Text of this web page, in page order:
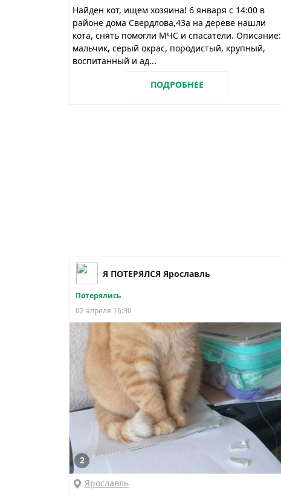
Найден кот, ищем хозяина! 6 января с 14:00 в
районе дома Свердлова,43а на дереве нашли
кота, снять помогли МЧС и спасатели. Описание:
мальчик, серый окрас, породистый, крупный,
воспитанный и ад...
ПОДРОБНЕЕ
Я ПОТЕРЯЛСЯ Ярославль
Потерялись
02 апреля 16:30
2
Ярославль